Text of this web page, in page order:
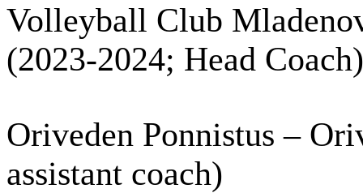
Volleyball Club
(2023-2024; Head Coach)
Oriveden Ponnistus –
assistant coach)